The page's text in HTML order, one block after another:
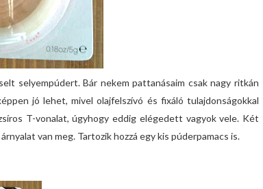
selyempúdert. Bár nekem pattanásaim csak nagy ritkán
jó lehet, mivel olajfelszívó és fixáló tulajdonságokkal
T-vonalat, úgyhogy eddig elégedett vagyok vele. Két
van meg. Tartozik hozzá egy kis púderpamacs is.